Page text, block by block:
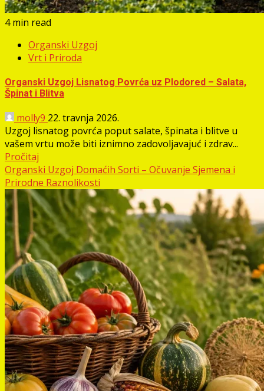
4 min read
Organski Uzgoj
Vrt i Priroda
Organski Uzgoj Lisnatog Povrća uz Plodored – Salata,
Špinat i Blitva
molly9 22. travnja 2026.
Uzgoj lisnatog povrća poput salate, špinata i blitve u
vašem vrtu može biti iznimno zadovoljavajuć i zdrav...
Pročitaj
Organski Uzgoj Domaćih Sorti – Očuvanje Sjemena i
Prirodne Raznolikosti